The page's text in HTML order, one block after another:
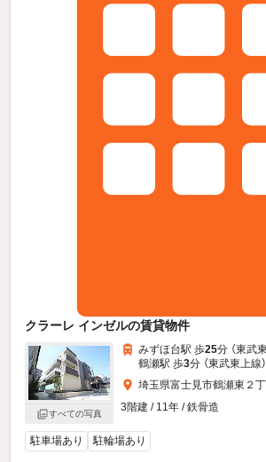
クラーレ インゼルの賃貸物件
すべての写真
みずほ台駅 歩25分 （東武
鶴瀬駅 歩3分 （東武東上線）
埼玉県富士見市鶴瀬東２丁
3階建 / 11年 / 鉄骨造
駐車場あり 駐輪場あり